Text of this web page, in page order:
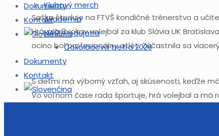
Dokumenty
Kontakt
Klubový merch
Akadémia
NAŠE Podujatia
Čokoládová tretra 2026
Dokumenty
Kontakt
Saška študuje na FTVŠ kondičné trénerstvo a
Hrávala 8 rokov volejbal za klub Slávia UK
ocino bol profesionálny atlét. Zúčastnila sa
S deťmi má výborný vzťah, aj skúsenosti, keďže
Vo voľnom čase rada športuje, hrá volejbal a má